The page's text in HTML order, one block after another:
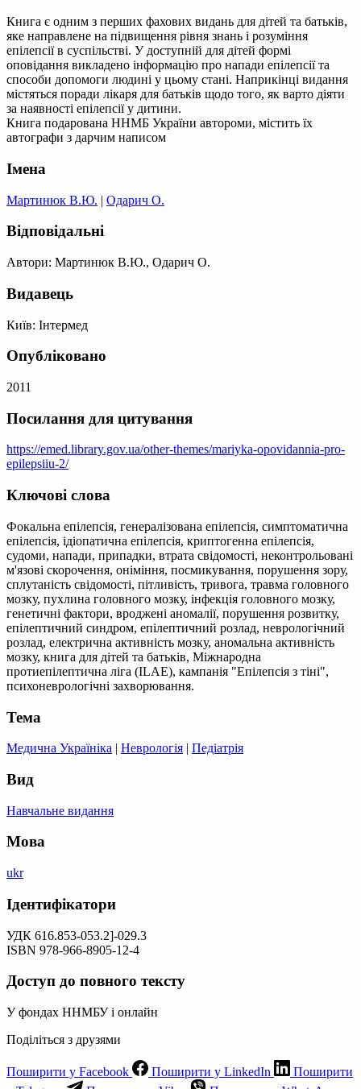
Книга є одним з перших фахових видань для дітей та батьків,
яке направлене на підвищення рівня знань і розуміння
епілепсії в суспільстві. У доступній для дітей формі
оповідання викладено інформацію про напади епілепсії та
способи допомоги людині у цьому стані. Наприкінці видання
містяться поради лікаря для батьків щодо того, як варто діяти
за наявності епілепсії у дитини.
Книга подарована ННМБ України автороми, містить їх
автографи з дарчим написом
Імена
Мартинюк В.Ю. | Одарич О.
Відповідальні
Автори: Мартинюк В.Ю., Одарич О.
Видавець
Київ: Інтермед
Опубліковано
2011
Посилання для цитування
https://emed.library.gov.ua/other-themes/mariyka-opovidannia-pro-
epilepsiiu-2/
Ключові слова
Фокальна епілепсія, генералізована епілепсія, симптоматична
епілепсія, ідіопатична епілепсія, криптогенна епілепсія,
судоми, напади, припадки, втрата свідомості, неконтрольовані
м'язові скорочення, оніміння, посмикування, порушення зору,
сплутаність свідомості, пітливість, тривога, травма головного
мозку, пухлина головного мозку, інфекція головного мозку,
генетичні фактори, вроджені аномалії, порушення розвитку,
епілептичний синдром, епілептичний розлад, неврологічний
розлад, електрична активність мозку, аномальна активність
мозку, книга для дітей та батьків, Міжнародна
протиепілептична ліга (ILAE), кампанія "Епілепсія з тіні",
психоневрологічні захворювання.
Тема
Медична Україніка | Неврологія | Педіатрія
Вид
Навчальне видання
Мова
ukr
Ідентифікатори
УДК 616.853-053.2]-029.3
ISBN 978-966-8905-12-4
Доступ до повного тексту
У фондах ННМБУ і онлайн
Поділіться з друзями
Поширити у Facebook Поширити у LinkedIn
Поширити